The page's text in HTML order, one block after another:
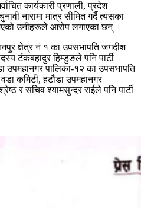
कार्यकारी प्रणाली, प्रदेश
नारामा मात्र सीमित गर्दै त्यसका
उनीहरूले आरोप लगाएका छन् ।
क्षेत्र नं १ का उपसभापति जगदीश
टंकबहादुर हिम्डुङले पनि पार्टी
उपमहानगर पालिका-१२ का उपसभापति
कमिटी, हटौंडा उपमहानगर
र सचिव श्यामसुन्दर राईले पनि पार्टी